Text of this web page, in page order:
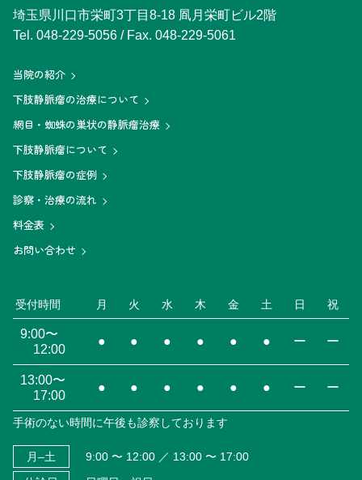
埼玉県川口市栄町3丁目8-18 凮月栄町ビル2階
Tel. 048-229-5056 / Fax. 048-229-5061
当院の紹介
下肢静脈瘤の治療について
網目・蜘蛛の巣状の静脈瘤治療
下肢静脈瘤について
下肢静脈瘤の症例
診察・治療の流れ
料金表
お問い合わせ
受付時間 月 火 水 木 金 土 日 祝
9:00〜
12:00
● ● ● ● ● ● ー ー
13:00〜
17:00
● ● ● ● ● ● ー ー
手術のない時間に午後も診察しております
月–土
9:00 〜 12:00 ／ 13:00 〜 17:00